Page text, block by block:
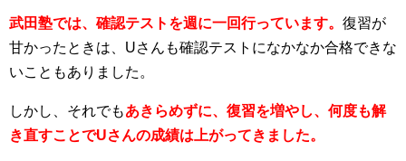
武田塾では、確認テストを週に一回行っています。 復習が
甘かったときは、Uさんも確認テストになかなか合格できな
いこともありました。
しかし、それでもあきらめずに、復習を増やし、何度も解
き直すことでUさんの成績は上がってきました。